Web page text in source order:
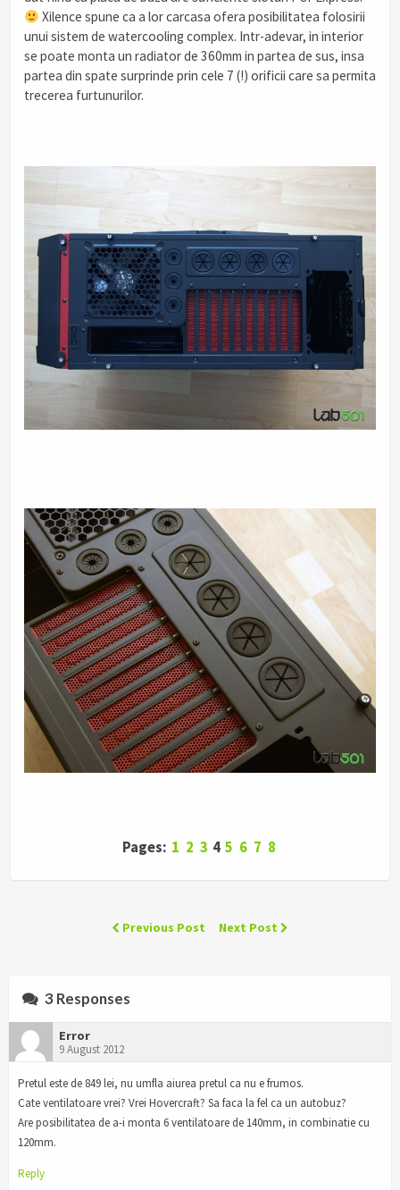
Xilence spune ca a lor carcasa ofera posibilitatea folosirii
unui sistem de watercooling complex. Intr-adevar, in interior
se poate monta un radiator de 360mm in partea de sus, insa
partea din spate surprinde prin cele 7 (!) orificii care sa permita
trecerea furtunurilor.
Pages: 1 2 3 4 5 6 7 8
Previous Post Next Post
3 Responses
Error
9 August 2012
Pretul este de 849 lei, nu umfla aiurea pretul ca nu e frumos.
Cate ventilatoare vrei? Vrei Hovercraft? Sa faca la fel ca un autobuz?
Are posibilitatea de a-i monta 6 ventilatoare de 140mm, in combinatie cu
120mm.
Reply